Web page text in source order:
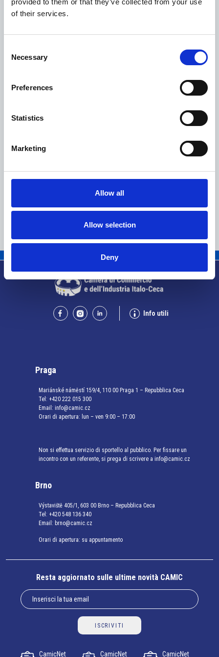
of their services.
Selection
Necessary
Preferences
Statistics
Marketing
Allow all
Allow selection
Deny
kancelář
Dettagli
Info utili
Praga
Mariánské náměstí 159/4, 110 00 Praga 1 – Repubblica Ceca
Tel: +420 222 015 300
Email: info@camic.cz
Orari di apertura: lun – ven 9:00 – 17:00
Non si effettua servizio di sportello al pubblico. Per fissare un
incontro con un referente, si prega di scrivere a info@camic.cz
Brno
Výstaviště 405/1, 603 00 Brno – Repubblica Ceca
Tel: +420 548 136 340
Email: brno@camic.cz
Orari di apertura: su appuntamento
Resta aggiornato sulle ultime novità CAMIC
ISCRIVITI
CamicNet CamicNet CamicNet